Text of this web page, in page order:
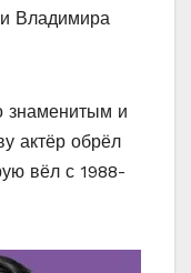
Владимира
знаменитым и
актёр обрёл
вёл с 1988-